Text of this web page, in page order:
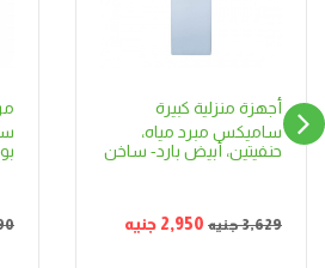
أجهزة منزلية كبيرة
ساميكس مبرد مياه،
حنفيتين، أبيض بارد- ساخن
3,629جنيه 2,950 جنيه